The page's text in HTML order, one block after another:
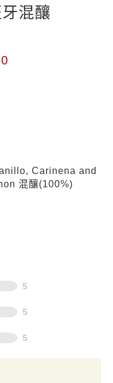
混釀
Carinena and
混釀(100%)